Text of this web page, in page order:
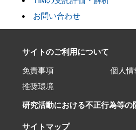
お問い合わせ
サイトのご利用について
免責事項
個人情
推奨環境
研究活動における不正行為等の
サイトマップ